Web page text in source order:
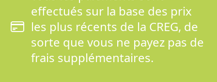
effectués sur la base des prix
les plus récents de la CREG, de
sorte que vous ne payez pas de
frais supplémentaires.